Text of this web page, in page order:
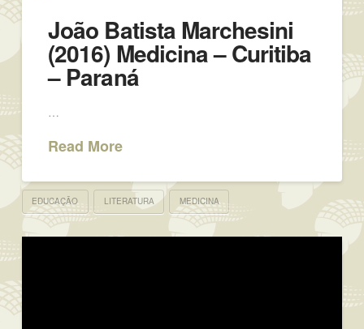
João Batista Marchesini
(2016) Medicina – Curitiba
– Paraná
…
Read More
EDUCAÇÃO LITERATURA MEDICINA